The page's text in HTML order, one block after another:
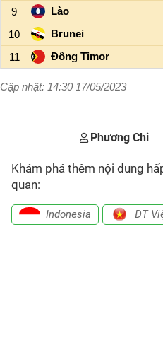
Phương Chi
Khám phá thêm nội dung
quan:
Indonesia ĐT